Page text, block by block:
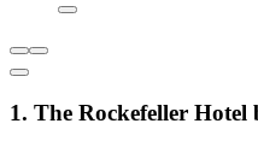
1. The Rockefeller